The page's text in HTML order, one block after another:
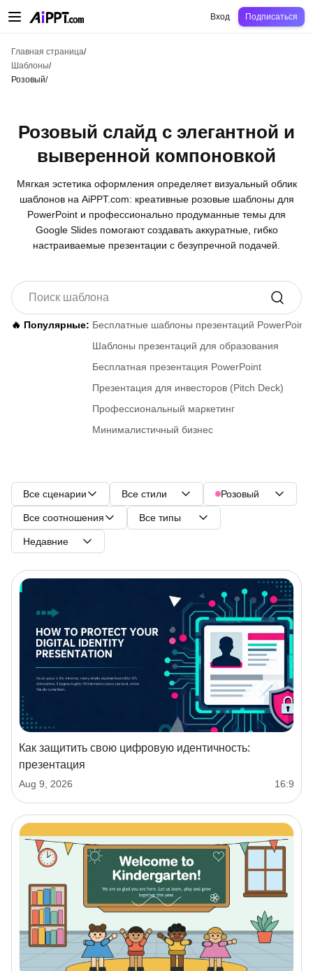
Образование
Вход Подписаться
Главная страница/
Шаблоны/
Розовый/
Розовый слайд с элегантной и
выверенной компоновкой
Мягкая эстетика оформления определяет визуальный облик
шаблонов на AiPPT.com: креативные розовые шаблоны для
PowerPoint и профессионально продуманные темы для
Google Slides помогают создавать аккуратные, гибко
настраиваемые презентации с безупречной подачей.
🔥 Популярные: Бесплатные шаблоны презентаций PowerPoint
Шаблоны презентаций для образования
Бесплатная презентация PowerPoint
Презентация для инвесторов (Pitch Deck)
Профессиональный маркетинг
Минималистичный бизнес
Все сценарии Все стили Розовый
Все соотношения Все типы
Недавние
Как защитить свою цифровую идентичность:
презентация
Aug 9, 2026 16:9